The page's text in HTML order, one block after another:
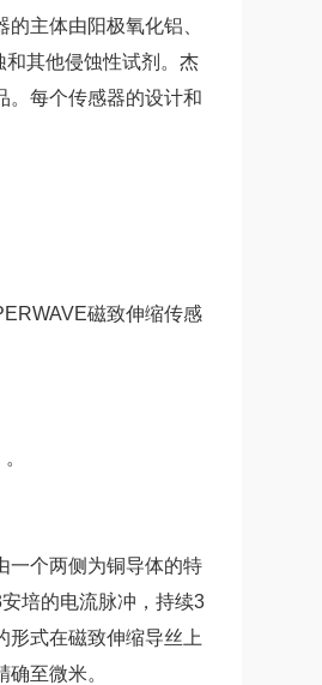
主体由阳极氧化铝、
其他侵蚀性试剂。杰
。每个传感器的设计和
磁致伸缩传感
一个两侧为铜导体的特
培的电流脉冲，持续3
形式在磁致伸缩导丝上
至微米。